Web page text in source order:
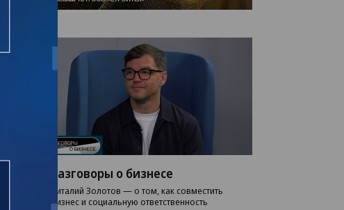
Разговоры о бизнесе
Виталий Золотов — о том, как совместить
бизнес и социальную ответственность